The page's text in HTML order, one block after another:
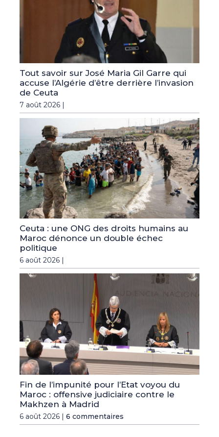
Tout savoir sur José Maria Gil Garre qui
accuse l’Algérie d’être derrière l’invasion
de Ceuta
7 août 2026 |
Ceuta : une ONG des droits humains au
Maroc dénonce un double échec
politique
6 août 2026 |
Fin de l’impunité pour l’Etat voyou du
Maroc : offensive judiciaire contre le
Makhzen à Madrid
6 août 2026 | 6 commentaires